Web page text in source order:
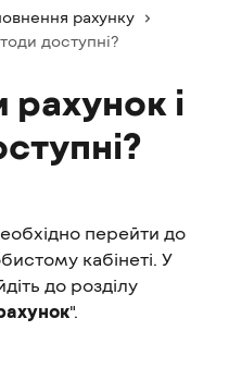
рахунку
доступні?
і
перейти до
кабінеті. У
до розділу
".